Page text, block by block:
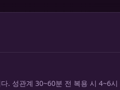
. 성관계 30~60분 전 복용 시 4~6시